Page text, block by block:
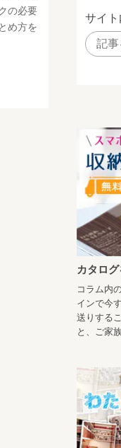
の必要
め方を
サイ
カタロ
コラム内
インで今
送りする
と、ご家